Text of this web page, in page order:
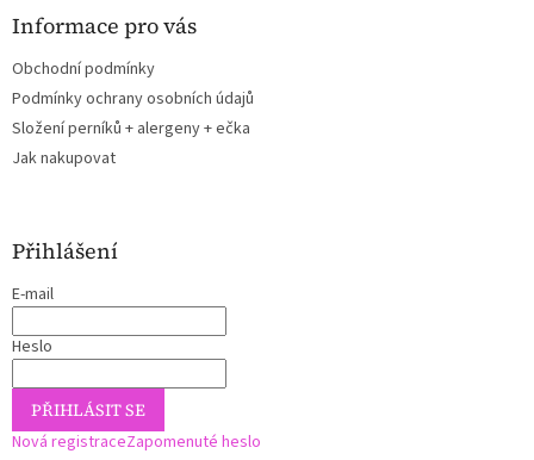
Informace pro vás
Obchodní podmínky
Podmínky ochrany osobních údajů
Složení perníků + alergeny + ečka
Jak nakupovat
Přihlášení
E-mail
Heslo
PŘIHLÁSIT SE
Nová registraceZapomenuté heslo